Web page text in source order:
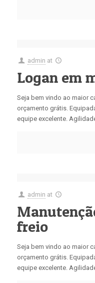
admin at
Logan em
Seja bem vindo ao maior
orçamento grátis.
equipe excelente.
admin at
freio
Seja bem vindo ao maior
orçamento grátis.
equipe excelente.